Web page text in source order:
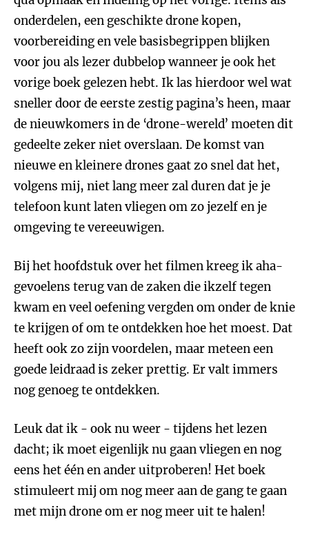
onderdelen, een geschikte drone kopen,
voorbereiding en vele basisbegrippen blijken
voor jou als lezer dubbelop wanneer je ook het
vorige boek gelezen hebt. Ik las hierdoor wel wat
sneller door de eerste zestig pagina’s heen, maar
de nieuwkomers in de ‘drone-wereld’ moeten dit
gedeelte zeker niet overslaan. De komst van
nieuwe en kleinere drones gaat zo snel dat het,
volgens mij, niet lang meer zal duren dat je je
telefoon kunt laten vliegen om zo jezelf en je
omgeving te vereeuwigen.
Bij het hoofdstuk over het filmen kreeg ik aha-
gevoelens terug van de zaken die ikzelf tegen
kwam en veel oefening vergden om onder de knie
te krijgen of om te ontdekken hoe het moest. Dat
heeft ook zo zijn voordelen, maar meteen een
goede leidraad is zeker prettig. Er valt immers
nog genoeg te ontdekken.
Leuk dat ik - ook nu weer - tijdens het lezen
dacht; ik moet eigenlijk nu gaan vliegen en nog
eens het één en ander uitproberen! Het boek
stimuleert mij om nog meer aan de gang te gaan
met mijn drone om er nog meer uit te halen!